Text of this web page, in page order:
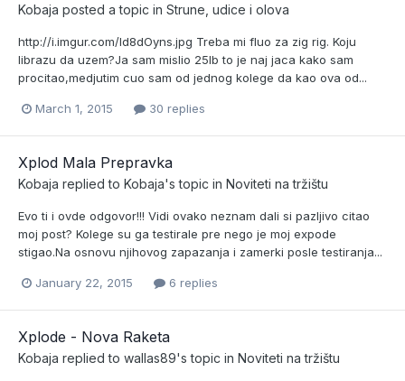
Kobaja posted a topic in Strune, udice i olova
http://i.imgur.com/ld8dOyns.jpg Treba mi fluo za zig rig. Koju
librazu da uzem?Ja sam mislio 25lb to je naj jaca kako sam
procitao,medjutim cuo sam od jednog kolege da kao ova od...
March 1, 2015 30 replies
Xplod Mala Prepravka
Kobaja replied to Kobaja's topic in Noviteti na tržištu
Evo ti i ovde odgovor!!! Vidi ovako neznam dali si pazljivo citao
moj post? Kolege su ga testirale pre nego je moj expode
stigao.Na osnovu njihovog zapazanja i zamerki posle testiranja...
January 22, 2015 6 replies
Xplode - Nova Raketa
Kobaja replied to wallas89's topic in Noviteti na tržištu